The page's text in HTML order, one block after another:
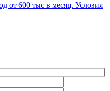
от 600 тыс в месяц. Условия